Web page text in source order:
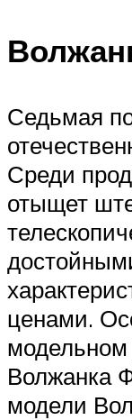
Седьмая
Среди
отыщет
ценами.
Волжанка
модели